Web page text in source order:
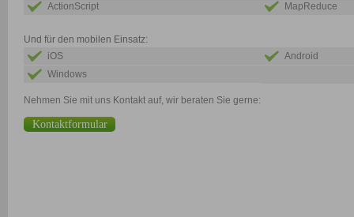
ActionScript
MapReduce
Und für den mobilen Einsatz:
iOS
Android
Windows
Nehmen Sie mit uns Kontakt auf, wir beraten Sie gerne:
Kontaktformular